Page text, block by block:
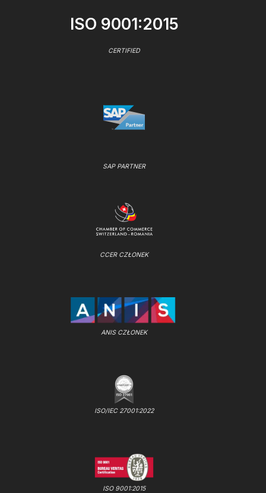
ISO 9001:2015
CERTIFIED
SAP PARTNER
CCER CZŁONEK
ANIS CZŁONEK
ISO/IEC 27001:2022
ISO 9001:2015